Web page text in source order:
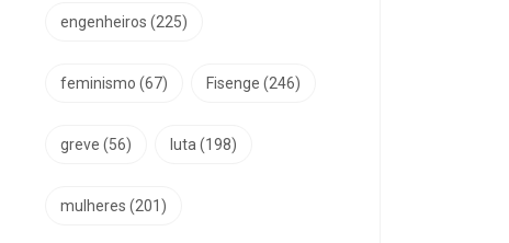
engenheiros (225)
feminismo (67) Fisenge (246)
greve (56) luta (198)
mulheres (201)